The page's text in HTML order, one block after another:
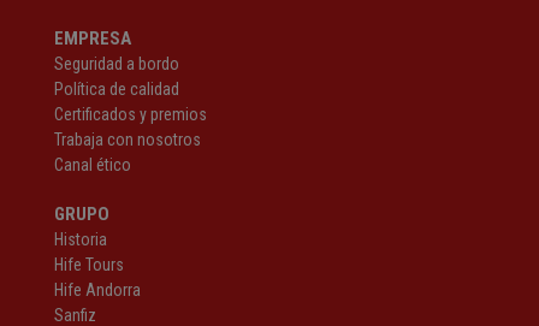
EMPRESA
Seguridad a bordo
Política de calidad
Certificados y premios
Trabaja con nosotros
Canal ético
GRUPO
Historia
Hife Tours
Hife Andorra
Sanfiz